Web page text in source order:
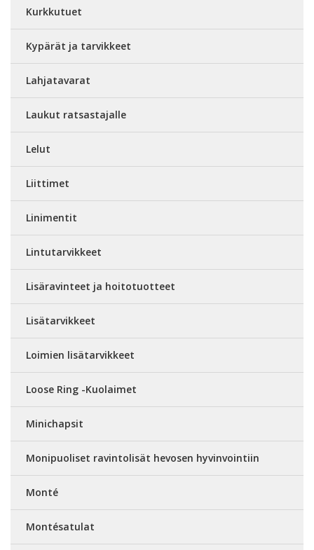
Kurkkutuet
Kypärät ja tarvikkeet
Lahjatavarat
Laukut ratsastajalle
Lelut
Liittimet
Linimentit
Lintutarvikkeet
Lisäravinteet ja hoitotuotteet
Lisätarvikkeet
Loimien lisätarvikkeet
Loose Ring -Kuolaimet
Minichapsit
Monipuoliset ravintolisät hevosen hyvinvointiin
Monté
Montésatulat